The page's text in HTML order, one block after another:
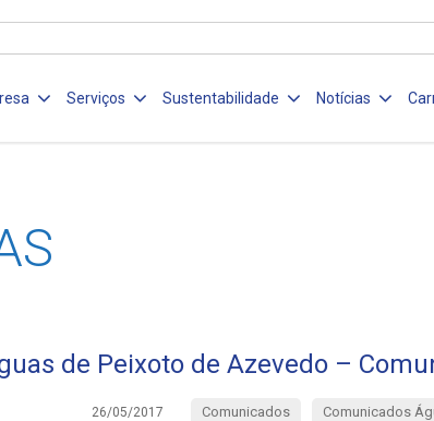
Serviços Sustentabilidade Notícias
de Peixoto de Azevedo –
26/05/2017 Comunicados Comunicados